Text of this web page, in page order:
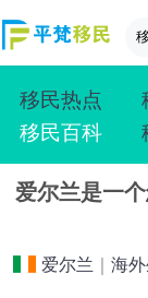
移民热点
移民百科
成功案例
护照移民
爱尔兰是一
爱尔兰 ｜ 海